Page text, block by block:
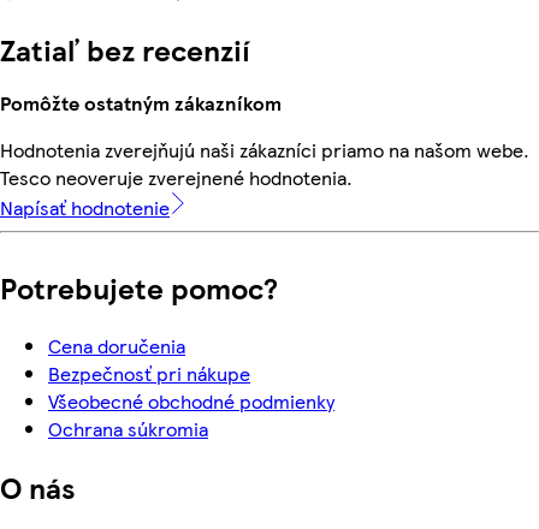
Zatiaľ bez recenzií
Pomôžte ostatným zákazníkom
Hodnotenia zverejňujú naši zákazníci priamo na našom webe.
Tesco neoveruje zverejnené hodnotenia.
Napísať hodnotenie
Potrebujete pomoc?
Cena doručenia
Bezpečnosť pri nákupe
Všeobecné obchodné podmienky
Ochrana súkromia
O nás